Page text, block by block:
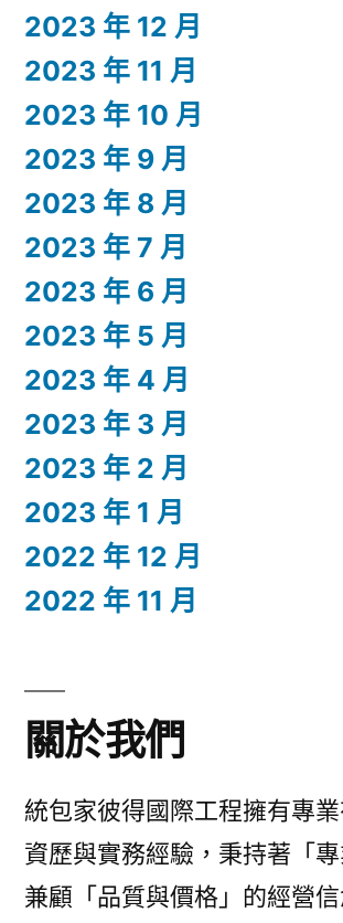
2023 年 12 月
2023 年 11 月
2023 年 10 月
2023 年 9 月
2023 年 8 月
2023 年 7 月
2023 年 6 月
2023 年 5 月
2023 年 4 月
2023 年 3 月
2023 年 2 月
2023 年 1 月
2022 年 12 月
2022 年 11 月
關於我們
統包家彼得國際工程擁有專
資歷與實務經驗，秉持著「專
兼顧「品質與價格」的經營